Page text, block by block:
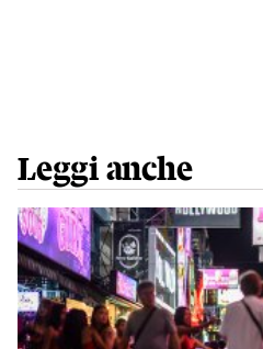
Leggi anche